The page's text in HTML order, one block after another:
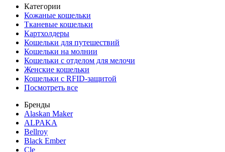
Категории
Кожаные кошельки
Тканевые кошельки
Картхолдеры
Кошельки для путешествий
Кошельки на молнии
Кошельки с отделом для мелочи
Женские кошельки
Кошельки с RFID-защитой
Посмотреть все
Бренды
Alaskan Maker
ALPAKA
Bellroy
Black Ember
Cle